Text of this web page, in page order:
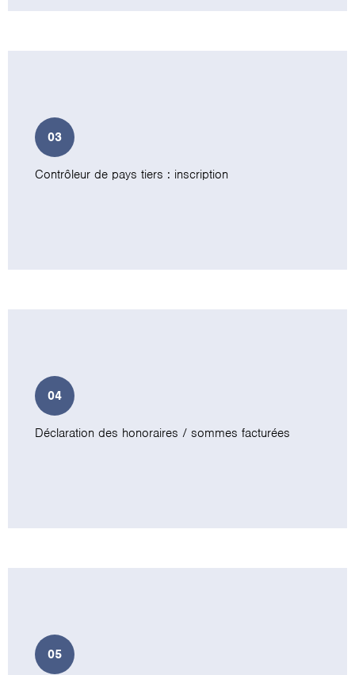
03
Contrôleur de pays tiers : inscription
04
Déclaration des honoraires / sommes facturées
05